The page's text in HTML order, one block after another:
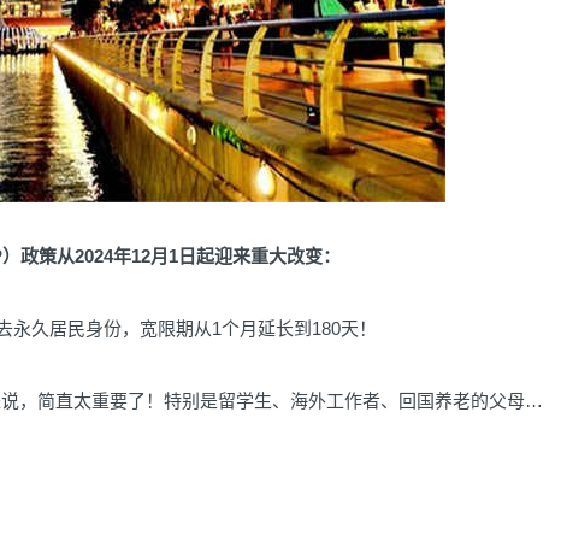
策从2024年12月1日起迎来重大改变：
居民身份，宽限期从1个月延长到180天！
简直太重要了！特别是留学生、海外工作者、回国养老的父母…